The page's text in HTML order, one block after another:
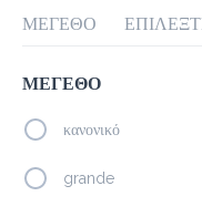
Όλες
ΜΕΓΕΘΟ
ΜΕΓΕΘΟ
κανονικό
grande